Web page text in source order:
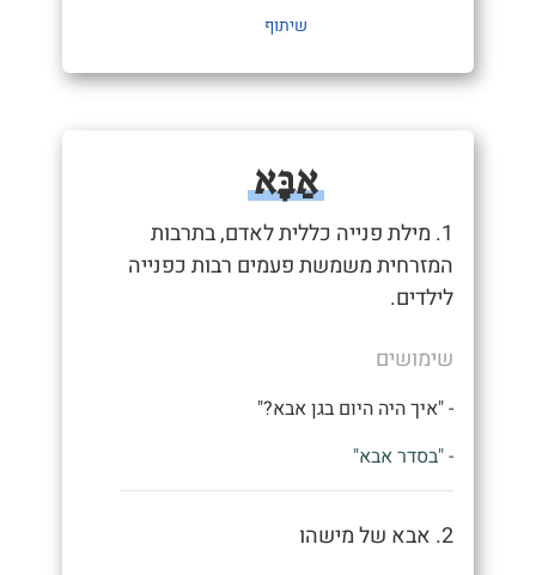
שיתוף
אַבָּא
1. מילת פנייה כללית לאדם, בתרבות
המזרחית משמשת פעמים רבות כפנייה
לילדים.
שימושים
- "איך היה היום בגן אבא?"
- "בסדר אבא"
2. אבא של מישהו